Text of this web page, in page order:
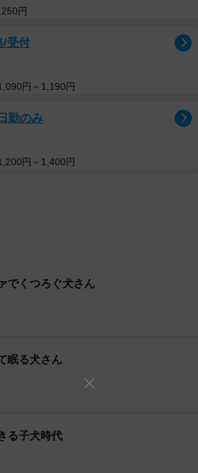
キシトシンドバドバ出ますね☆」
飼い主の七さんにお聞きしました。
の体勢は落ち着くどころか不安定で疲
死なのかなと思います。
く時だけなので、慣れない空間が不安
ですが、「途中で知らない人が乗って
な空間じゃないな？と思ったのかもし
申し訳ない…」ともおっしゃっていま
円
/受付
円～1,190円
勤のみ
円～1,400円
でくつろぐ犬さん
眠る犬さん
る子犬時代